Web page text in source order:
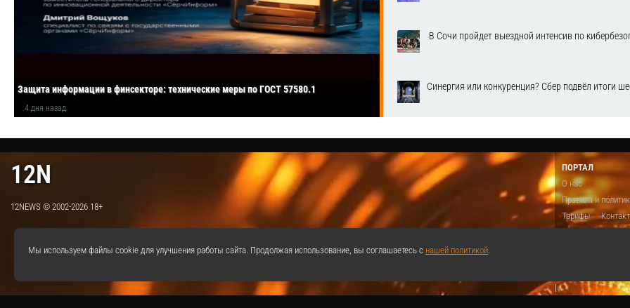
Защита информации в финсекторе: технические меры по ГОСТ 57580.1
4 дня назад
В Сочи пройдет выездной интенсив по
Синергия или конкуренция? Сбер подвёл итоги
12N
12NEWS © 2002-2026 18+
ПОРТАЛ
О нас
Правила и
Тарифы
Предложить
|
Мы используем файлы cookie для улучшения работы сайта. Продолжая использование, вы соглашаетесь с нашей политикой.